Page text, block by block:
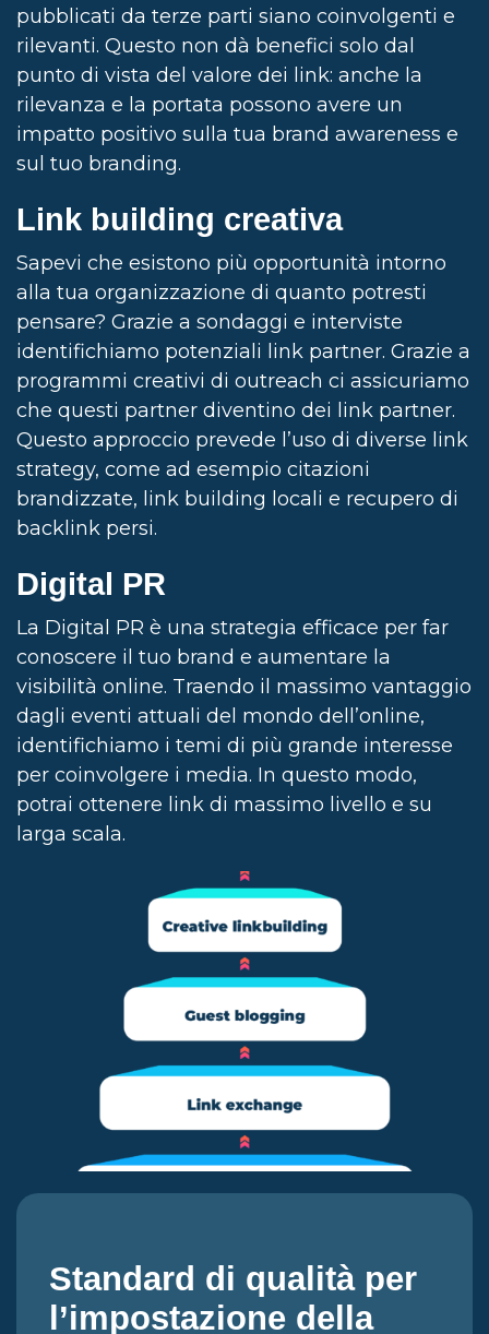
pubblicati da terze parti siano coinvolgenti e
rilevanti. Questo non dà benefici solo dal
punto di vista del valore dei link: anche la
rilevanza e la portata possono avere un
impatto positivo sulla tua brand awareness e
sul tuo branding.
Link building creativa
Sapevi che esistono più opportunità intorno
alla tua organizzazione di quanto potresti
pensare? Grazie a sondaggi e interviste
identifichiamo potenziali link partner. Grazie a
programmi creativi di outreach ci assicuriamo
che questi partner diventino dei link partner.
Questo approccio prevede l’uso di diverse link
strategy, come ad esempio citazioni
brandizzate, link building locali e recupero di
backlink persi.
Digital PR
La Digital PR è una strategia efficace per far
conoscere il tuo brand e aumentare la
visibilità online. Traendo il massimo vantaggio
dagli eventi attuali del mondo dell’online,
identifichiamo i temi di più grande interesse
per coinvolgere i media. In questo modo,
potrai ottenere link di massimo livello e su
larga scala.
Standard di qualità per
l’impostazione della